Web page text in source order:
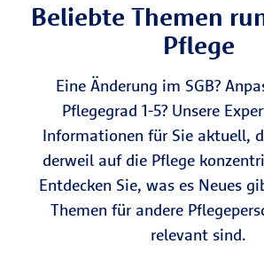
Beliebte Themen
Pflege
Eine Änderung im SGB?
Pflegegrad 1-5? Unsere
Informationen für Sie aktuell,
derweil auf die Pflege
Entdecken Sie, was es Neues
Themen für andere
relevant sind.